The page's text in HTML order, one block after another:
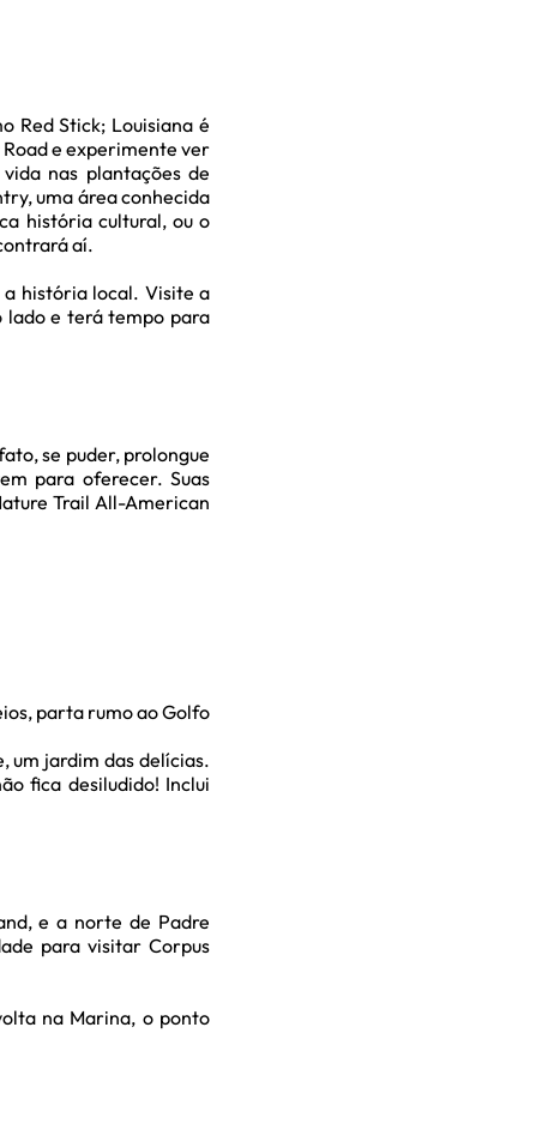
Red Stick; Louisiana é
e experimente ver
nas plantações de
uma área conhecida
história cultural, ou o
aí.
história local. Visite a
lado e terá tempo para
se puder, prolongue
para oferecer. Suas
Trail All-American
parta rumo ao Golfo
um jardim das delícias.
fica desiludido! Inclui
e a norte de Padre
para visitar Corpus
na Marina, o ponto